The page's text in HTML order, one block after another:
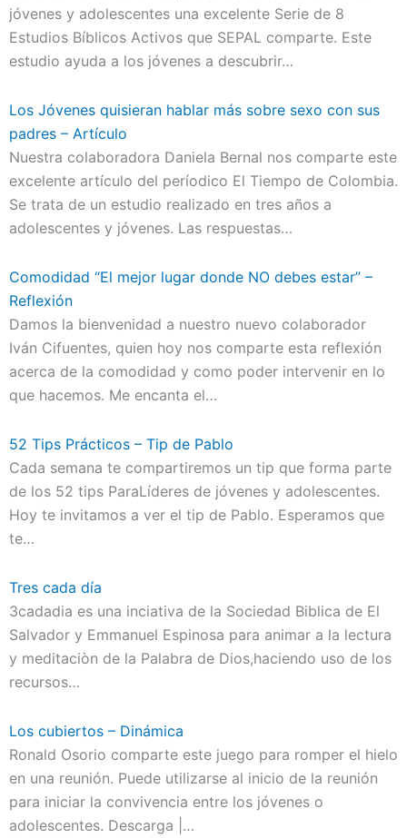
jóvenes y adolescentes una excelente Serie de 8
Estudios Bíblicos Activos que SEPAL comparte. Este
estudio ayuda a los jóvenes a descubrir…
Los Jóvenes quisieran hablar más sobre sexo con sus
padres – Artículo
Nuestra colaboradora Daniela Bernal nos comparte este
excelente artículo del períodico El Tiempo de Colombia.
Se trata de un estudio realizado en tres años a
adolescentes y jóvenes. Las respuestas…
Comodidad “El mejor lugar donde NO debes estar” –
Reflexión
Damos la bienvenidad a nuestro nuevo colaborador
Iván Cifuentes, quien hoy nos comparte esta reflexión
acerca de la comodidad y como poder intervenir en lo
que hacemos. Me encanta el…
52 Tips Prácticos – Tip de Pablo
Cada semana te compartiremos un tip que forma parte
de los 52 tips ParaLíderes de jóvenes y adolescentes.
Hoy te invitamos a ver el tip de Pablo. Esperamos que
te…
Tres cada día
3cadadia es una inciativa de la Sociedad Biblica de El
Salvador y Emmanuel Espinosa para animar a la lectura
y meditaciòn de la Palabra de Dios,haciendo uso de los
recursos…
Los cubiertos – Dinámica
Ronald Osorio comparte este juego para romper el hielo
en una reunión. Puede utilizarse al inicio de la reunión
para iniciar la convivencia entre los jóvenes o
adolescentes. Descarga |…